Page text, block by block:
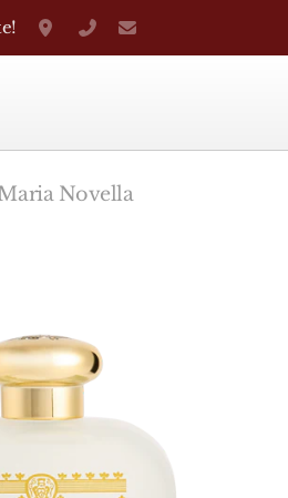
Grand-Rue 38, Genève
+41 22 310 38 75
Novella